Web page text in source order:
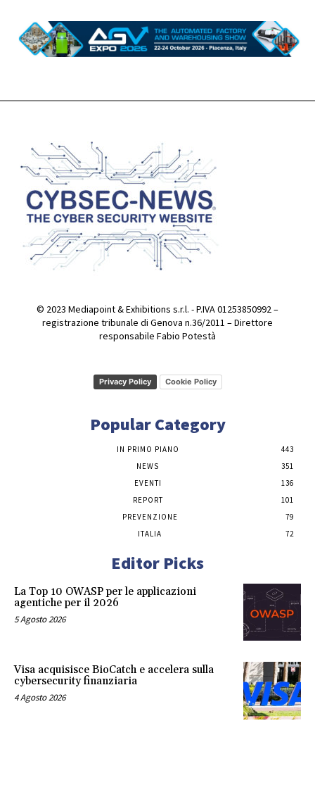
© 2023 Mediapoint & Exhibitions s.r.l. - P.IVA 01253850992 –
registrazione tribunale di Genova n.36/2011 – Direttore
responsabile Fabio Potestà
Privacy Policy Cookie Policy
Popular Category
IN PRIMO PIANO
443
NEWS
351
EVENTI
136
REPORT
101
PREVENZIONE
79
ITALIA
72
Editor Picks
La Top 10 OWASP per le applicazioni
agentiche per il 2026
5 Agosto 2026
Visa acquisisce BioCatch e accelera sulla
cybersecurity finanziaria
4 Agosto 2026